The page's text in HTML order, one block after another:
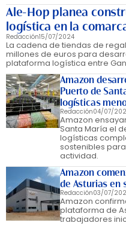
Ale-Hop planea
logística en la
Redacción15/07/2024
La cadena de tiendas de
millones de euros para
plataforma logística entre
Amazon
Puerto de
logísticas
Redacción04/07/
Amazon
Santa María el
logísticas
sostenibles
actividad.
Amazon
de Asturias en
Redacción03/07/
Amazon
plataforma de
trabajadores